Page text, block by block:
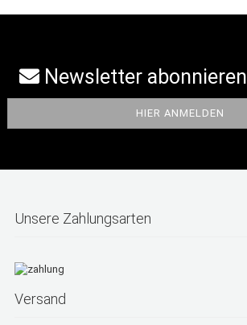
Newsletter abonnieren
Unsere Zahlungsarten
Versand